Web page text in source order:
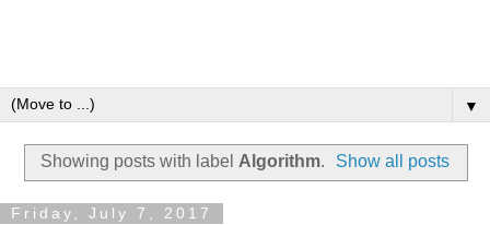
▼
Showing posts with label Algorithm. Show all posts
Friday, July 7, 2017